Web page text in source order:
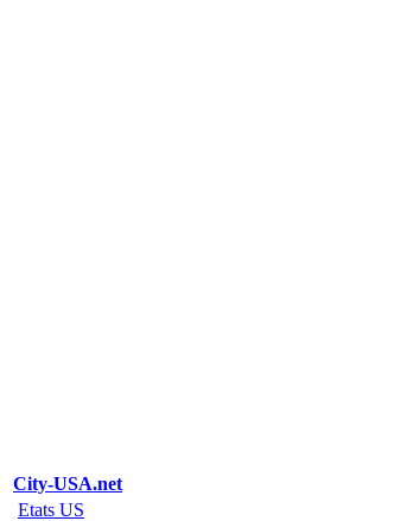
City-USA.net
Etats US